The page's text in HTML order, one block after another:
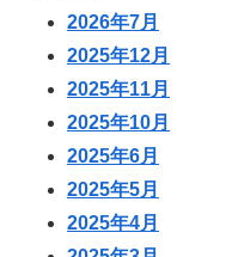
2026年7月
2025年12月
2025年11月
2025年10月
2025年6月
2025年5月
2025年4月